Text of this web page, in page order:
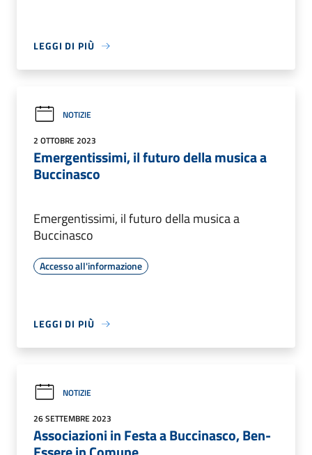
LEGGI DI PIÙ
NOTIZIE
2 OTTOBRE 2023
Emergentissimi, il futuro della musica a
Buccinasco
Emergentissimi, il futuro della musica a
Buccinasco
Accesso all'informazione
LEGGI DI PIÙ
NOTIZIE
26 SETTEMBRE 2023
Associazioni in Festa a Buccinasco, Ben-